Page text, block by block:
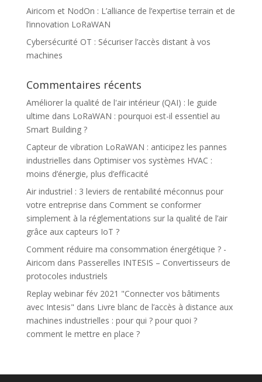
Airicom et NodOn : L’alliance de l’expertise terrain et de
l’innovation LoRaWAN
Cybersécurité OT : Sécuriser l’accès distant à vos
machines
Commentaires récents
Améliorer la qualité de l'air intérieur (QAI) : le guide
ultime dans LoRaWAN : pourquoi est-il essentiel au
Smart Building ?
Capteur de vibration LoRaWAN : anticipez les pannes
industrielles dans Optimiser vos systèmes HVAC :
moins d’énergie, plus d’efficacité
Air industriel : 3 leviers de rentabilité méconnus pour
votre entreprise dans Comment se conformer
simplement à la réglementations sur la qualité de l’air
grâce aux capteurs IoT ?
Comment réduire ma consommation énergétique ? -
Airicom dans Passerelles INTESIS – Convertisseurs de
protocoles industriels
Replay webinar fév 2021 "Connecter vos bâtiments
avec Intesis" dans Livre blanc de l’accès à distance aux
machines industrielles : pour qui ? pour quoi ?
comment le mettre en place ?